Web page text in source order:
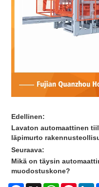
Edellinen:
Lavaton automaattinen
läpimurto
Seuraava:
Mikä on täysin
muodostuskone?